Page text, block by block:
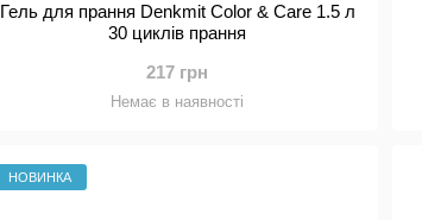
Гель для прання Denkmit Color & Care 1.5 л
30 циклів прання
217 грн
Немає в наявності
НОВИНКА